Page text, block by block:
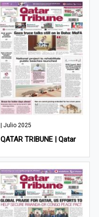
| Julio 2025
QATAR TRIBUNE | Qatar